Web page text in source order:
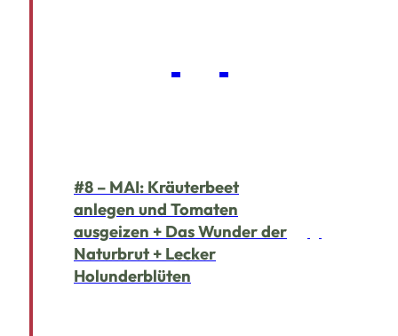
#8 – MAI: Kräuterbeet
anlegen und Tomaten
ausgeizen + Das Wunder der
Naturbrut + Lecker
Holunderblüten